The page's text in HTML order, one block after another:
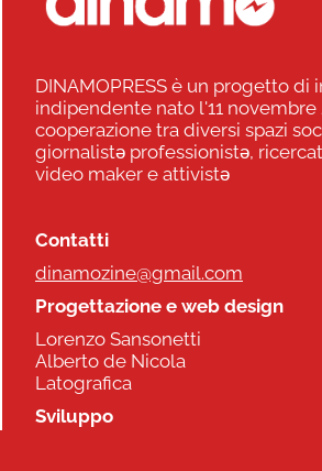
DINAMOPRESS è un progetto di
indipendente nato l'11 novembre
cooperazione tra diversi spazi
giornalistə professionistə,
video maker e attivistə
Contatti
dinamozine@gmail.com
Progettazione e web design
Lorenzo Sansonetti
Alberto de Nicola
Latografica
Sviluppo